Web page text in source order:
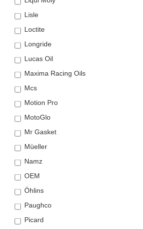
Lisle
Loctite
Longride
Lucas Oil
Maxima Racing Oils
Mcs
Motion Pro
MotoGlo
Mr Gasket
Müeller
Namz
OEM
Öhlins
Paughco
Picard